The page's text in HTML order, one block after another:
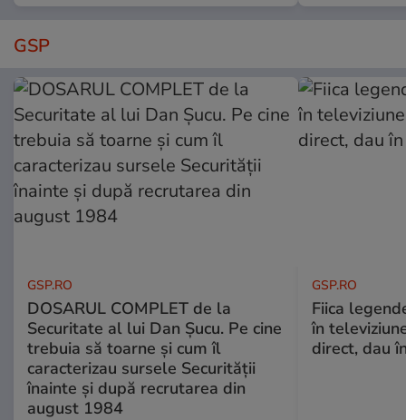
GSP
GSP.RO
DOSARUL COMPLET de la
Securitate al lui Dan Șucu. Pe cine
trebuia să toarne și cum îl
caracterizau sursele Securității
înainte și după recrutarea din
august 1984
GSP.RO
Fiica
în
direct, dau